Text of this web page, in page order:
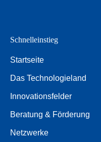
Schnelleinstieg
Startseite
Das Technologieland
Innovationsfelder
Beratung & Förderung
Netzwerke